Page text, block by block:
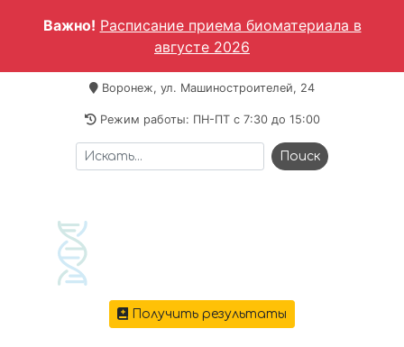
Важно! Расписание приема биоматериала в
августе 2026
Воронеж, ул. Машиностроителей, 24
Режим работы: ПН-ПТ c 7:30 до 15:00
Получить результаты